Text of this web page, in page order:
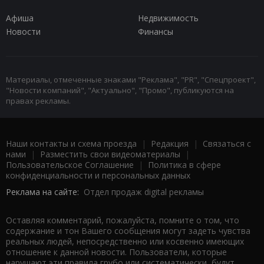
Афиша
Недвижимость
Новости
Финансы
Материалы, отмеченные знаками "Реклама", "PR", "Спецпроект",
"Новости компаний", "Актуально", "Промо", публикуются на
правах рекламы.
Наши контакты и схема проезда | Редакция | Связаться с
нами | Разместить свои видеоматериалы |
Пользовательское Соглашение |
Политика в сфере
конфиденциальности и персональных данных
Реклама на сайте: Отдел продаж digital рекламы
Оставляя комментарий, пожалуйста, помните о том, что
содержание и тон Вашего сообщения могут задеть чувства
реальных людей, непосредственно или косвенно имеющих
отношение к данной новости. Пользователи, которые